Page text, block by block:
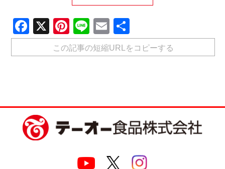
Facebook
X Pinterest
LineEmail
有
この記事の短縮URLをコピーする